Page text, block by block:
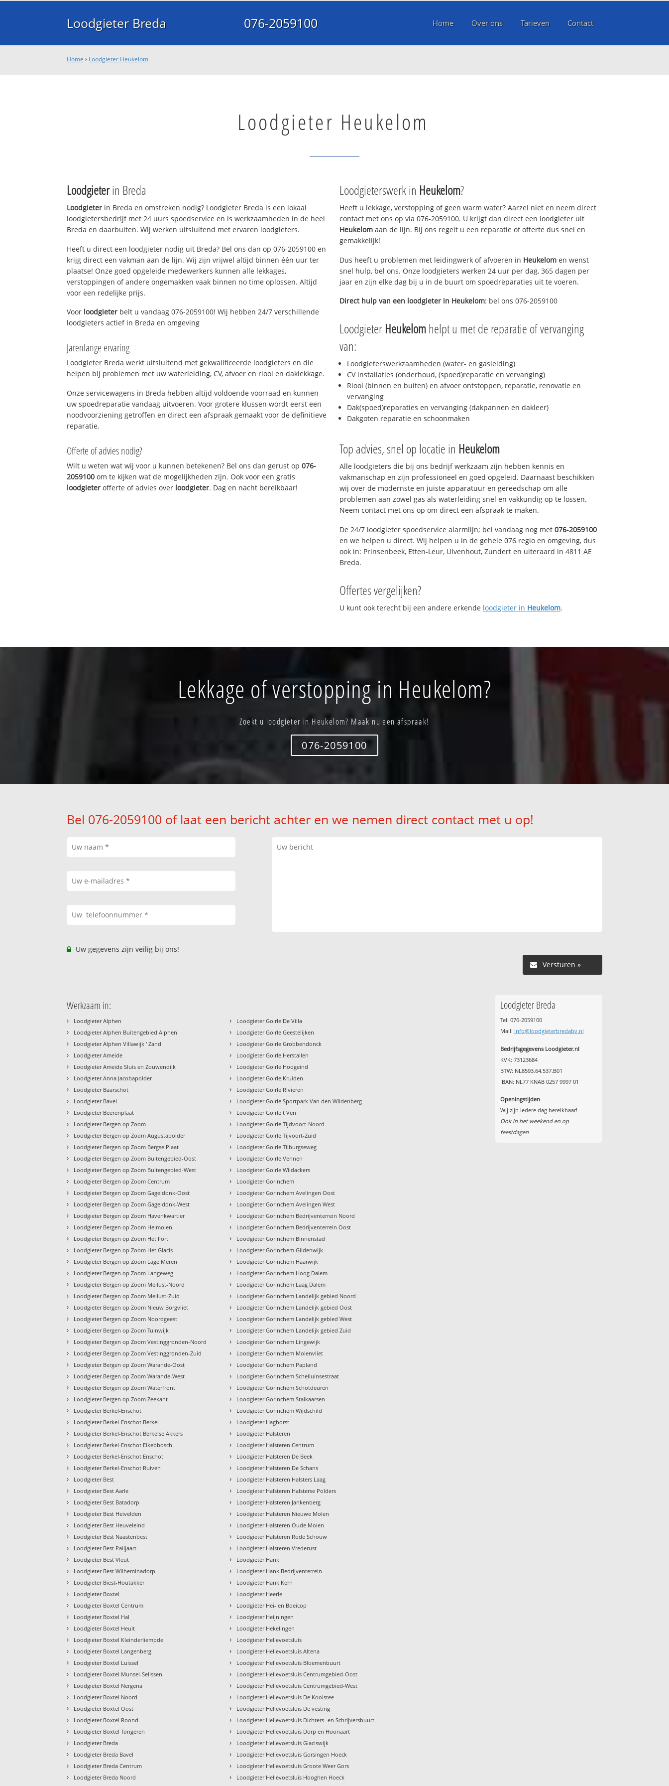
Loodgieter Breda 076-2059100 Home Over ons Tarieven Contact
Home › Loodgieter Heukelom
Loodgieter Heukelom
Loodgieterin Breda
Loodgieter in Breda en omstreken nodig? Loodgieter Breda is een lokaal
loodgietersbedrijf met 24 uurs spoedservice en is werkzaamheden in de heel
Breda en daarbuiten. Wij werken uitsluitend met ervaren loodgieters.
Heeft u direct een loodgieter nodig uit Breda? Bel ons dan op 076-2059100 en
krijg direct een vakman aan de lijn. Wij zijn vrijwel altijd binnen één uur ter
plaatse! Onze goed opgeleide medewerkers kunnen alle lekkages,
verstoppingen of andere ongemakken vaak binnen no time oplossen. Altijd
voor een redelijke prijs.
Voor loodgieter belt u vandaag 076-2059100! Wij hebben 24/7 verschillende
loodgieters actief in Breda en omgeving
Jarenlange ervaring
Loodgieter Breda werkt uitsluitend met gekwalificeerde loodgieters en die
helpen bij problemen met uw waterleiding, CV, afvoer en riool en daklekkage.
Onze servicewagens in Breda hebben altijd voldoende voorraad en kunnen
uw spoedreparatie vandaag uitvoeren. Voor grotere klussen wordt eerst een
noodvoorziening getroffen en direct een afspraak gemaakt voor de definitieve
reparatie.
Offerte of advies nodig?
Wilt u weten wat wij voor u kunnen betekenen? Bel ons dan gerust op076-
2059100 om te kijken wat de mogelijkheden zijn. Ook voor een gratis
loodgieter offerte of advies over loodgieter. Dag en nacht bereikbaar!
Loodgieterswerk in Heukelom?
Heeft u lekkage, verstopping of geen warm water? Aarzel niet en neem direct
contact met ons op via 076-2059100. U krijgt dan direct een loodgieter uit
Heukelom aan de lijn. Bij ons regelt u een reparatie of offerte dus snel en
gemakkelijk!
Dus heeft u problemen met leidingwerk of afvoeren in Heukelom en wenst
snel hulp, bel ons. Onze loodgieters werken 24 uur per dag, 365 dagen per
jaar en zijn elke dag bij u in de buurt om spoedreparaties uit te voeren.
Direct hulp van een loodgieter in Heukelom: bel ons 076-2059100
Loodgieter Heukelomhelpt u met de reparatie of vervanging
van:
Loodgieterswerkzaamheden (water- en gasleiding)
CV installaties (onderhoud, (spoed)reparatie en vervanging)
Riool (binnen en buiten) en afvoer ontstoppen, reparatie, renovatie en
vervanging
Dak(spoed)reparaties en vervanging (dakpannen en dakleer)
Dakgoten reparatie en schoonmaken
Top advies, snel op locatie in Heukelom
Alle loodgieters die bij ons bedrijf werkzaam zijn hebben kennis en
vakmanschap en zijn professioneel en goed opgeleid. Daarnaast beschikken
wij over de modernste en juiste apparatuur en gereedschap om alle
problemen aan zowel gas als waterleiding snel en vakkundig op te lossen.
Neem contact met ons op om direct een afspraak te maken.
De 24/7 loodgieter spoedservice alarmlijn; bel vandaag nog met 076-2059100
en we helpen u direct. Wij helpen u in de gehele 076 regio en omgeving, dus
ook in: Prinsenbeek, Etten-Leur, Ulvenhout, Zundert en uiteraard in 4811 AE
Breda.
Offertes vergelijken?
U kunt ook terecht bij een andere erkende loodgieter in Heukelom.
Lekkage of verstopping in Heukelom?
Zoekt u loodgieter in Heukelom? Maak nu een afspraak!
076-2059100
Bel 076-2059100 of laat een bericht achter en we nemen direct contact met u op!
Uw gegevens zijn veilig bij ons!
Versturen »
Werkzaam in:
› Loodgieter Alphen
› Loodgieter Alphen Buitengebied Alphen
› Loodgieter Alphen Villawijk ' Zand
› Loodgieter Ameide
› Loodgieter Ameide Sluis en Zouwendijk
› Loodgieter Anna Jacobapolder
› Loodgieter Baarschot
› Loodgieter Bavel
› Loodgieter Beerenplaat
› Loodgieter Bergen op Zoom
› Loodgieter Bergen op Zoom Augustapolder
› Loodgieter Bergen op Zoom Bergse Plaat
› Loodgieter Bergen op Zoom Buitengebied-Oost
› Loodgieter Bergen op Zoom Buitengebied-West
› Loodgieter Bergen op Zoom Centrum
› Loodgieter Bergen op Zoom Gageldonk-Oost
› Loodgieter Bergen op Zoom Gageldonk-West
› Loodgieter Bergen op Zoom Havenkwartier
› Loodgieter Bergen op Zoom Heimolen
› Loodgieter Bergen op Zoom Het Fort
› Loodgieter Bergen op Zoom Het Glacis
› Loodgieter Bergen op Zoom Lage Meren
› Loodgieter Bergen op Zoom Langeweg
› Loodgieter Bergen op Zoom Meilust-Noord
› Loodgieter Bergen op Zoom Meilust-Zuid
› Loodgieter Bergen op Zoom Nieuw Borgvliet
› Loodgieter Bergen op Zoom Noordgeest
› Loodgieter Bergen op Zoom Tuinwijk
› Loodgieter Bergen op Zoom Vestinggronden-Noord
› Loodgieter Bergen op Zoom Vestinggronden-Zuid
› Loodgieter Bergen op Zoom Warande-Oost
› Loodgieter Bergen op Zoom Warande-West
› Loodgieter Bergen op Zoom Waterfront
› Loodgieter Bergen op Zoom Zeekant
› Loodgieter Berkel-Enschot
› Loodgieter Berkel-Enschot Berkel
› Loodgieter Berkel-Enschot Berkelse Akkers
› Loodgieter Berkel-Enschot Eikebbosch
› Loodgieter Berkel-Enschot Enschot
› Loodgieter Berkel-Enschot Ruiven
› Loodgieter Best
› Loodgieter Best Aarle
› Loodgieter Best Batadorp
› Loodgieter Best Heivelden
› Loodgieter Best Heuveleind
› Loodgieter Best Naastenbest
› Loodgieter Best Pailjaart
› Loodgieter Best Vleut
› Loodgieter Best Wilheminadorp
› Loodgieter Biest-Houtakker
› Loodgieter Boxtel
› Loodgieter Boxtel Centrum
› Loodgieter Boxtel Hal
› Loodgieter Boxtel Heult
› Loodgieter Boxtel Kleinderliempde
› Loodgieter Boxtel Langenberg
› Loodgieter Boxtel Luissel
› Loodgieter Boxtel Munsel-Selissen
› Loodgieter Boxtel Nergena
› Loodgieter Boxtel Noord
› Loodgieter Boxtel Oost
› Loodgieter Boxtel Roond
› Loodgieter Boxtel Tongeren
› Loodgieter Breda
› Loodgieter Breda Bavel
› Loodgieter Breda Centrum
› Loodgieter Breda Noord
› Loodgieter Goirle De Villa
› Loodgieter Goirle Geestelijken
› Loodgieter Goirle Grobbendonck
› Loodgieter Goirle Herstallen
› Loodgieter Goirle Hoogeind
› Loodgieter Goirle Kruiden
› Loodgieter Goirle Rivieren
› Loodgieter Goirle Sportpark Van den Wildenberg
› Loodgieter Goirle t Ven
› Loodgieter Goirle Tijdvoort-Noord
› Loodgieter Goirle Tijvoort-Zuid
› Loodgieter Goirle Tilburgseweg
› Loodgieter Goirle Vennen
› Loodgieter Goirle Wildackers
› Loodgieter Gorinchem
› Loodgieter Gorinchem Avelingen Oost
› Loodgieter Gorinchem Avelingen West
› Loodgieter Gorinchem Bedrijventerrein Noord
› Loodgieter Gorinchem Bedrijventerrein Oost
› Loodgieter Gorinchem Binnenstad
› Loodgieter Gorinchem Gildenwijk
› Loodgieter Gorinchem Haarwijk
› Loodgieter Gorinchem Hoog Dalem
› Loodgieter Gorinchem Laag Dalem
› Loodgieter Gorinchem Landelijk gebied Noord
› Loodgieter Gorinchem Landelijk gebied Oost
› Loodgieter Gorinchem Landelijk gebied West
› Loodgieter Gorinchem Landelijk gebied Zuid
› Loodgieter Gorinchem Lingewijk
› Loodgieter Gorinchem Molenvliet
› Loodgieter Gorinchem Papland
› Loodgieter Gorinchem Schelluinsestraat
› Loodgieter Gorinchem Schotdeuren
› Loodgieter Gorinchem Stalkaarsen
› Loodgieter Gorinchem Wijdschild
› Loodgieter Haghorst
› Loodgieter Halsteren
› Loodgieter Halsteren Centrum
› Loodgieter Halsteren De Beek
› Loodgieter Halsteren De Schans
› Loodgieter Halsteren Halsters Laag
› Loodgieter Halsteren Halsterse Polders
› Loodgieter Halsteren Jankenberg
› Loodgieter Halsteren Nieuwe Molen
› Loodgieter Halsteren Oude Molen
› Loodgieter Halsteren Rode Schouw
› Loodgieter Halsteren Vrederust
› Loodgieter Hank
› Loodgieter Hank Bedrijventerrein
› Loodgieter Hank Kern
› Loodgieter Heerle
› Loodgieter Hei- en Boeicop
› Loodgieter Heijningen
› Loodgieter Hekelingen
› Loodgieter Hellevoetsluis
› Loodgieter Hellevoetsluis Altena
› Loodgieter Hellevoetsluis Bloemenbuurt
› Loodgieter Hellevoetsluis Centrumgebied-Oost
› Loodgieter Hellevoetsluis Centrumgebied-West
› Loodgieter Hellevoetsluis De Kooistee
› Loodgieter Hellevoetsluis De vesting
› Loodgieter Hellevoetsluis Dichters- en Schrijversbuurt
› Loodgieter Hellevoetsluis Dorp en Hoonaart
› Loodgieter Hellevoetsluis Glaciswijk
› Loodgieter Hellevoetsluis Gorsingen Hoeck
› Loodgieter Hellevoetsluis Groote Weer Gors
› Loodgieter Hellevoetsluis Hooghen Hoeck
Loodgieter Breda
Tel: 076-2059100
Mail: info@loodgieterbredabv.nl
Bedrijfsgegevens Loodgieter.nl
KVK: 73123684
BTW: NL8593.64.537.B01
IBAN: NL77 KNAB 0257 9997 01
Openingstijden
Wij zijn iedere dag bereikbaar!
Ook in het weekend en op
feestdagen